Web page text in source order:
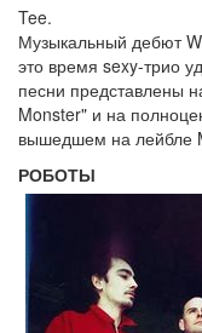
Tee.
Музыкальный дебют
это время sexy-трио
песни представлены
Monster" и на
вышедшем на лейбле
РОБОТЫ